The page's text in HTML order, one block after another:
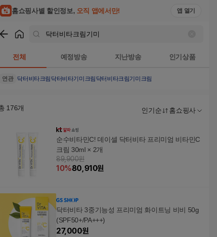
홈쇼핑사별 할인정보, 오직 앱에서만! 앱 열기
전체 예정방송 지난방송 인기상품
연관 닥터비타크림 닥터비타기미크림 닥터비타크림기미크림
176개 인기순 홈쇼핑사
순수비타민C! 데이셀 닥터비타 프리미엄 비타민C
크림 30ml × 2개
89,900원
10%80,910원
닥터비타 3중기능성 프리미엄 화이트닝 비비 50g
(SPF50+/PA+++)
27,000원